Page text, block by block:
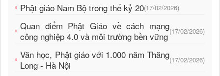
Phật giáo Nam Bộ trong thế kỷ 20(17/02/2026)
Quan điểm Phật Giáo về cách mạng
công nghiệp 4.0 và môi trường bền vững (17/02/2026)
Văn học, Phật giáo với 1.000 năm Thăng
Long - Hà Nội
(17/02/2026)